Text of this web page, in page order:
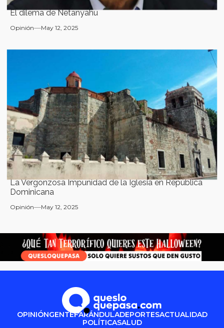
El dilema de Netanyahu
Opinión May 12, 2025
La Vergonzosa Impunidad de la Iglesia en República
Dominicana
Opinión May 12, 2025
OPINIÓNGENTEFARÁNDULADEPORTESACTUALIDAD
POLÍTICASALUD